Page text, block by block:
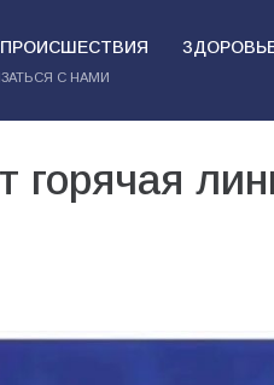
ПРОИСШЕСТВИЯ
С НАМИ
горячая